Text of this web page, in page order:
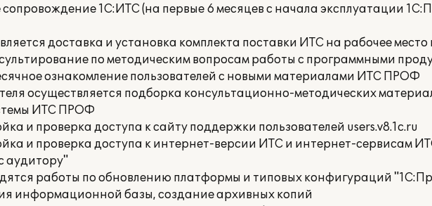
1С:ИТС (на первые 6 месяцев с начала эксплуатации
доставка и установка комплекта поставки ИТС на рабочее место
по методическим вопросам работы с программными
ознакомление пользователей с новыми материалами ИТС ПРОФ
осуществляется подборка консультационно-методических
ИТС ПРОФ
и проверка доступа к сайту поддержки пользователей users.v8.1c.ru
и проверка доступа к интернет-версии ИТС и интернет-сервисам
аудитору"
работы по обновлению платформы и типовых конфигураций
информационной базы, создание архивных копий